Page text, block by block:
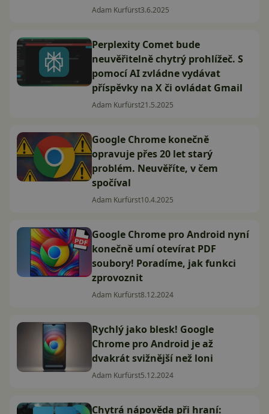
Adam Kurfürst3.6.2025
Perplexity Comet bude
neuvěřitelně chytrý prohlížeč. S
pomocí AI zvládne vydávat
příspěvky na X či ovládat Gmail
Adam Kurfürst21.5.2025
Google Chrome konečně
opravuje přes 20 let starý
problém. Neuvěříte, v čem
spočíval
Adam Kurfürst10.4.2025
Google Chrome pro Android nyní
konečně umí otevírat PDF
soubory! Poradíme, jak funkci
zprovoznit
Adam Kurfürst8.12.2024
Rychlý jako blesk! Google
Chrome pro Android je až
dvakrát svižnější než loni
Adam Kurfürst5.12.2024
Chytrá nápověda při hraní: